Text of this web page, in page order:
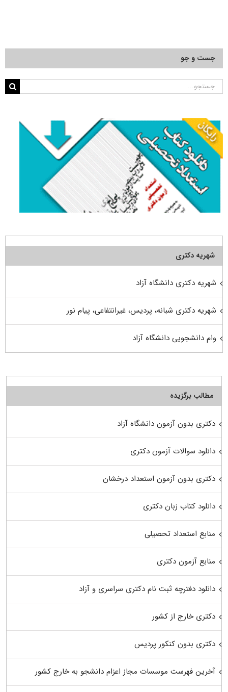
جست و جو
جستجو
شهریه دکتری
شهریه دکتری دانشگاه آزاد
شهریه دکتری شبانه، پردیس، غیرانتفاعی، پیام نور
وام دانشجویی دانشگاه آزاد
مطالب برگزیده
دکتری بدون آزمون دانشگاه آزاد
دانلود سوالات آزمون دکتری
دکتری بدون آزمون استعداد درخشان
دانلود کتاب زبان دکتری
منابع استعداد تحصیلی
منابع آزمون دکتری
دانلود دفترچه ثبت نام دکتری سراسری و آزاد
دکتری خارج از کشور
دکتری بدون کنکور پردیس
آخرین فهرست موسسات مجاز اعزام دانشجو به خارج کشور